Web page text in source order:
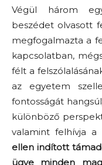
Végül három
beszédet olvasott
megfogalmazta a
kapcsolatban,
félt a
az egyetem
fontosságát
különböző
valamint felhívja a
ellen indított
ügye minden